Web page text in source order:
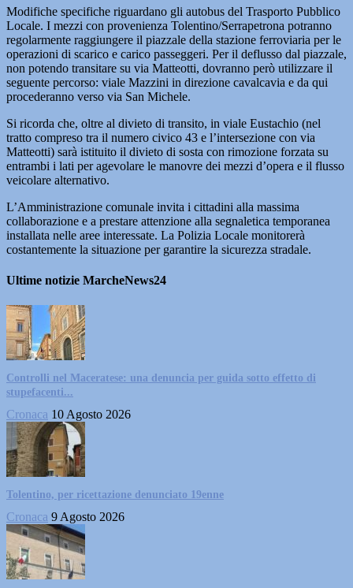
Modifiche specifiche riguardano gli autobus del Trasporto Pubblico
Locale. I mezzi con provenienza Tolentino/Serrapetrona potranno
regolarmente raggiungere il piazzale della stazione ferroviaria per le
operazioni di scarico e carico passeggeri. Per il deflusso dal piazzale,
non potendo transitare su via Matteotti, dovranno però utilizzare il
seguente percorso: viale Mazzini in direzione cavalcavia e da qui
procederanno verso via San Michele.
Si ricorda che, oltre al divieto di transito, in viale Eustachio (nel
tratto compreso tra il numero civico 43 e l’intersezione con via
Matteotti) sarà istituito il divieto di sosta con rimozione forzata su
entrambi i lati per agevolare le manovre dei mezzi d’opera e il flusso
veicolare alternativo.
L’Amministrazione comunale invita i cittadini alla massima
collaborazione e a prestare attenzione alla segnaletica temporanea
installata nelle aree interessate. La Polizia Locale monitorerà
costantemente la situazione per garantire la sicurezza stradale.
Ultime notizie MarcheNews24
Controlli nel Maceratese: una denuncia per guida sotto effetto di
stupefacenti...
Cronaca 10 Agosto 2026
Tolentino, per ricettazione denunciato 19enne
Cronaca 9 Agosto 2026